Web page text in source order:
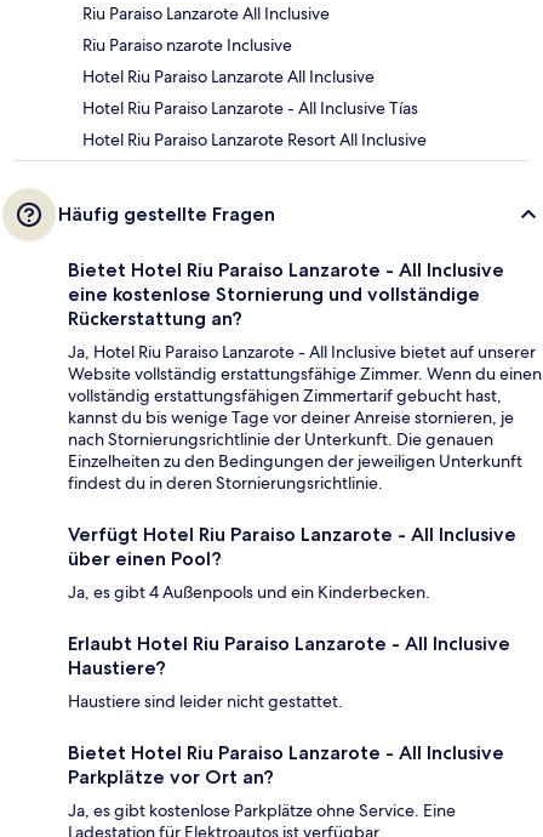
Riu Paraiso Lanzarote All Inclusive
Riu Paraiso nzarote Inclusive
Hotel Riu Paraiso Lanzarote All Inclusive
Hotel Riu Paraiso Lanzarote - All Inclusive Tías
Hotel Riu Paraiso Lanzarote Resort All Inclusive
Häufig gestellte Fragen
Bietet Hotel Riu Paraiso Lanzarote - All Inclusive
eine kostenlose Stornierung und vollständige
Rückerstattung an?
Ja, Hotel Riu Paraiso Lanzarote - All Inclusive bietet auf unserer
Website vollständig erstattungsfähige Zimmer. Wenn du einen
vollständig erstattungsfähigen Zimmertarif gebucht hast,
kannst du bis wenige Tage vor deiner Anreise stornieren, je
nach Stornierungsrichtlinie der Unterkunft. Die genauen
Einzelheiten zu den Bedingungen der jeweiligen Unterkunft
findest du in deren Stornierungsrichtlinie.
Verfügt Hotel Riu Paraiso Lanzarote - All Inclusive
über einen Pool?
Ja, es gibt 4 Außenpools und ein Kinderbecken.
Erlaubt Hotel Riu Paraiso Lanzarote - All Inclusive
Haustiere?
Haustiere sind leider nicht gestattet.
Bietet Hotel Riu Paraiso Lanzarote - All Inclusive
Parkplätze vor Ort an?
Ja, es gibt kostenlose Parkplätze ohne Service. Eine
Ladestation für Elektroautos ist verfügbar.